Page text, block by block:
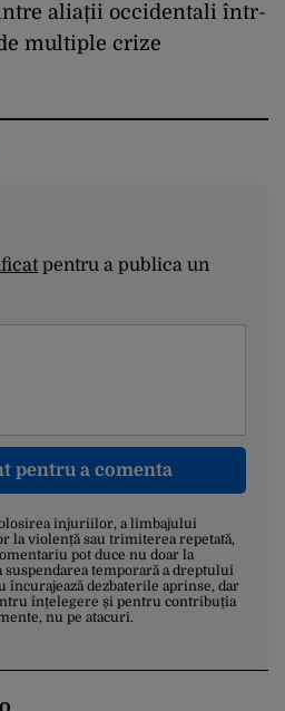
aliații occidentali într-
multiple crize
pentru a publica un
pentru a comenta
injuriilor, a limbajului
la violență sau trimiterea repetată,
pot duce nu doar la
temporară a dreptului
încurajează dezbaterile aprinse, dar
înțelegere și pentru contribuția
nu pe atacuri.